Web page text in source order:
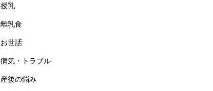
授乳
離乳食
お世話
病気・トラブル
産後の悩み